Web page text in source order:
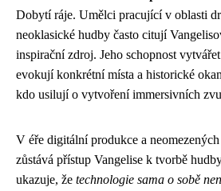
Dobytí ráje. Umělci pracující v oblasti
neoklasické hudby často citují
inspirační zdroj. Jeho schopnost
evokují konkrétní místa a historické
kdo usilují o vytvoření immersivních
V éře digitální produkce a
zůstává přístup Vangelise k tvorbě
ukazuje, že technologie sama o sobě